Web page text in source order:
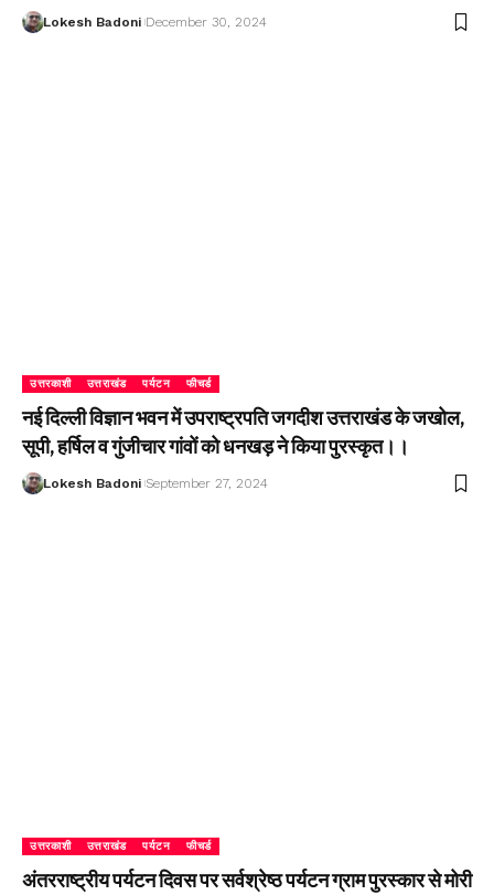
Lokesh Badoni December 30, 2024
उत्तरकाशी उत्तराखंड पर्यटन फीचर्ड
नई दिल्ली विज्ञान भवन में उपराष्ट्रपति जगदीश उत्तराखंड के जखोल,
सूपी, हर्षिल व गुंजीचार गांवों को धनखड़ ने किया पुरस्कृत।।
Lokesh Badoni September 27, 2024
उत्तरकाशी उत्तराखंड पर्यटन फीचर्ड
अंतरराष्ट्रीय पर्यटन दिवस पर सर्वश्रेष्ठ पर्यटन ग्राम पुरस्कार से मोरी